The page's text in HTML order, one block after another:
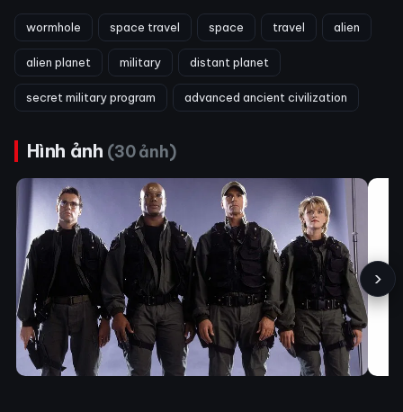
wormhole space travel space travel alien
alien planet military distant planet
secret military program advanced ancient civilization
Hình ảnh (30 ảnh)
›